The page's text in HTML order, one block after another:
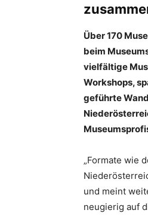
Über 170
beim
vielfältige
Workshops,
geführte
„Formate wie
und meint
neugierig auf